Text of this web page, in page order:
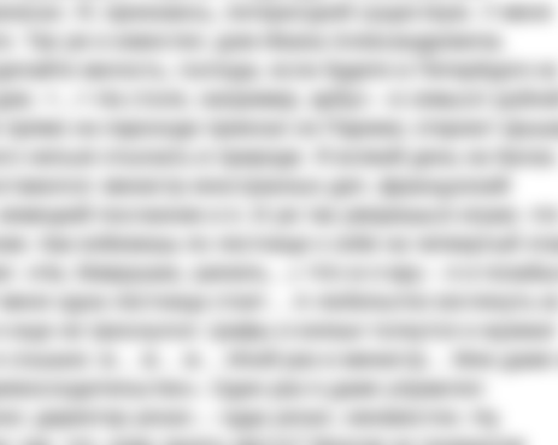
Так уж и известен: дом Ивана Александровича.
милость, господа, если будете в Петербурге ко